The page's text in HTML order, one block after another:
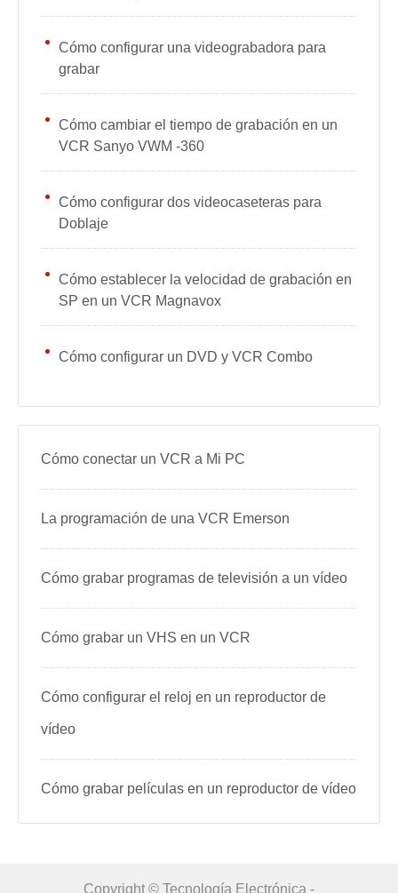
Cómo configurar una videograbadora para
grabar
Cómo cambiar el tiempo de grabación en un
VCR Sanyo VWM -360
Cómo configurar dos videocaseteras para
Doblaje
Cómo establecer la velocidad de grabación en
SP en un VCR Magnavox
Cómo configurar un DVD y VCR Combo
Cómo conectar un VCR a Mi PC
La programación de una VCR Emerson
Cómo grabar programas de televisión a un vídeo
Cómo grabar un VHS en un VCR
Cómo configurar el reloj en un reproductor de
vídeo
Cómo grabar películas en un reproductor de vídeo
Copyright © Tecnología Electrónica -